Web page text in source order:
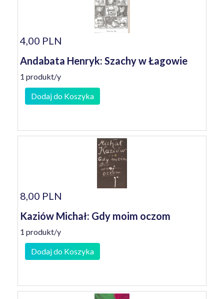
4,00 PLN
Andabata Henryk: Szachy w Łagowie
1 produkt/y
Dodaj do Koszyka
8,00 PLN
Kaziów Michał: Gdy moim oczom
1 produkt/y
Dodaj do Koszyka